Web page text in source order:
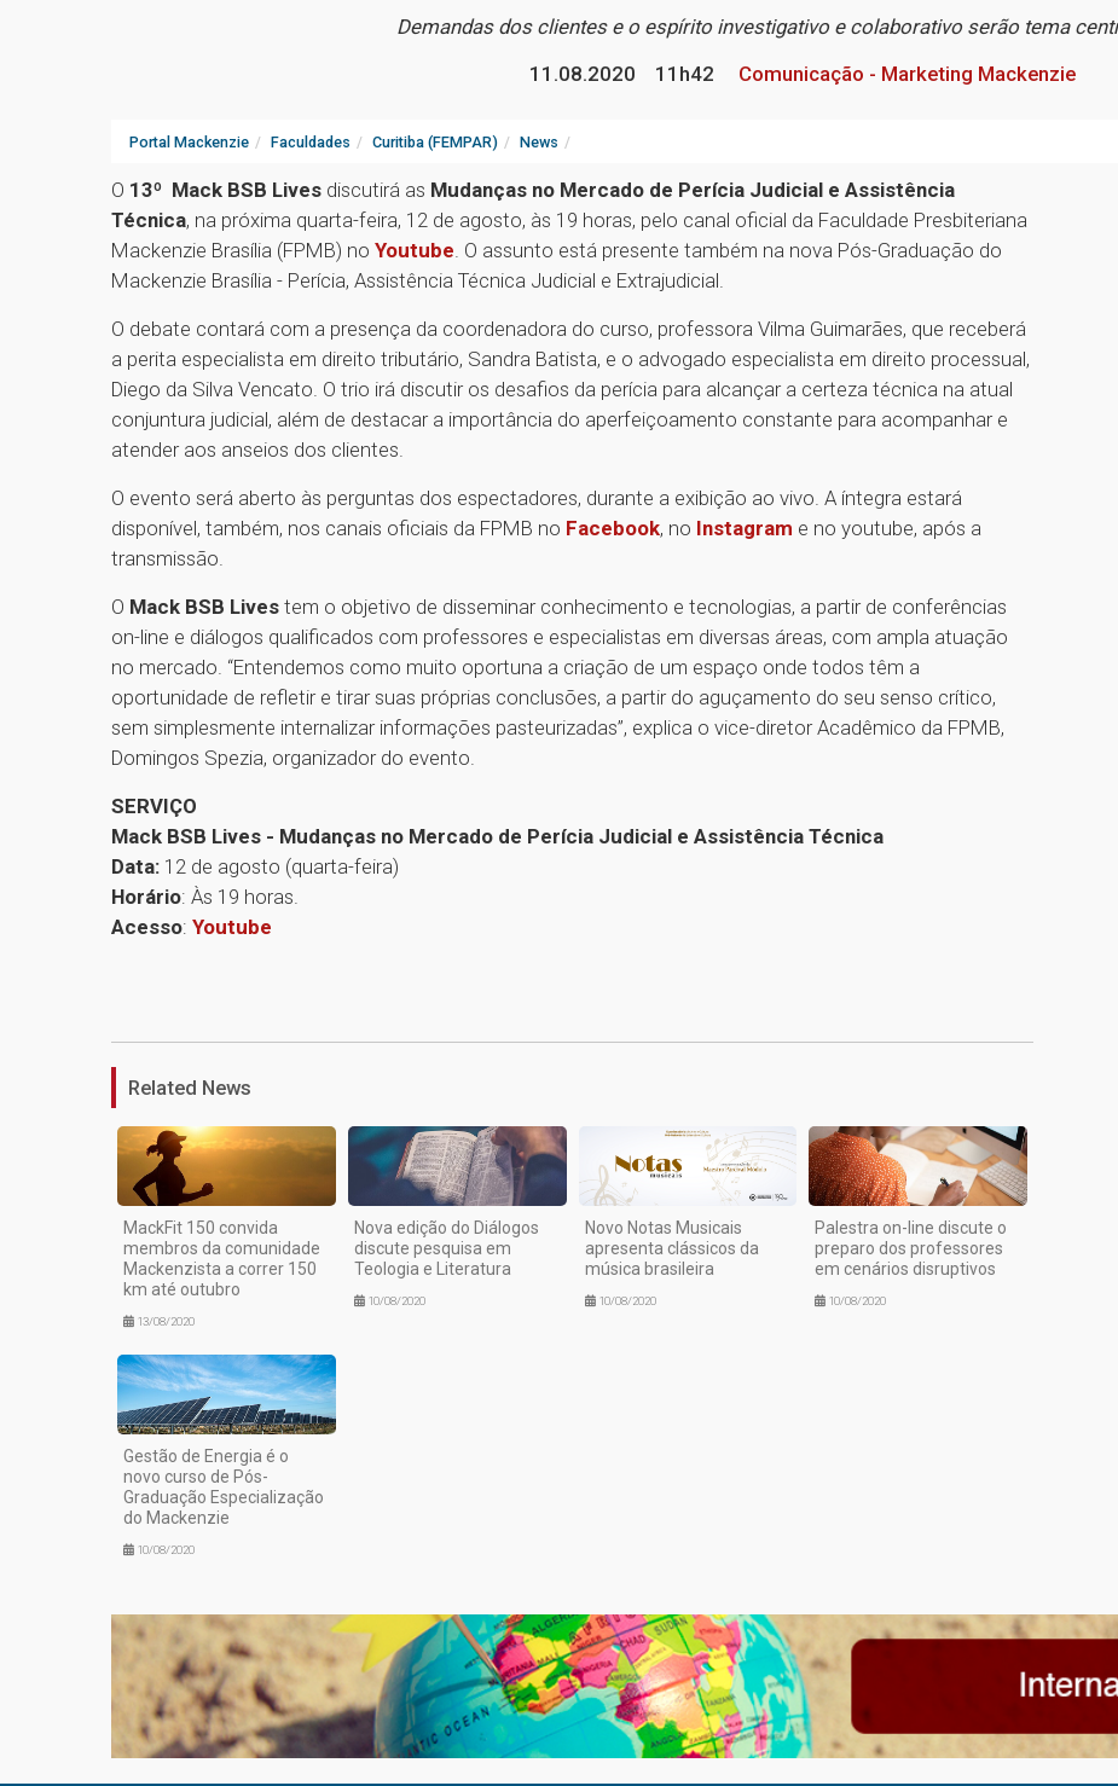
Demandas dos clientes e o espírito investigativo e colaborativo serão tema
11.08.2020
11h42 Comunicação - Marketing Mackenzie
Portal Mackenzie Faculdades Curitiba (FEMPAR) News
O 13º Mack BSB Lives discutirá as Mudanças no Mercado de Perícia Judicial e Assistência
Técnica, na próxima quarta-feira, 12 de agosto, às 19 horas, pelo canal oficial da Faculdade Presbiteriana
Mackenzie Brasília (FPMB) no Youtube. O assunto está presente também na nova Pós-Graduação do
Mackenzie Brasília - Perícia, Assistência Técnica Judicial e Extrajudicial.
O debate contará com a presença da coordenadora do curso, professora Vilma Guimarães, que receberá
a perita especialista em direito tributário, Sandra Batista, e o advogado especialista em direito processual,
Diego da Silva Vencato. O trio irá discutir os desafios da perícia para alcançar a certeza técnica na atual
conjuntura judicial, além de destacar a importância do aperfeiçoamento constante para acompanhar e
atender aos anseios dos clientes.
O evento será aberto às perguntas dos espectadores, durante a exibição ao vivo. A íntegra estará
disponível, também, nos canais oficiais da FPMB no Facebook, no Instagram e no youtube, após a
transmissão.
O Mack BSB Lives tem o objetivo de disseminar conhecimento e tecnologias, a partir de conferências
on-line e diálogos qualificados com professores e especialistas em diversas áreas, com ampla atuação
no mercado. “Entendemos como muito oportuna a criação de um espaço onde todos têm a
oportunidade de refletir e tirar suas próprias conclusões, a partir do aguçamento do seu senso crítico,
sem simplesmente internalizar informações pasteurizadas”, explica o vice-diretor Acadêmico da FPMB,
Domingos Spezia, organizador do evento.
SERVIÇO
Mack BSB Lives - Mudanças no Mercado de Perícia Judicial e Assistência Técnica
Data: 12 de agosto (quarta-feira)
Horário: Às 19 horas.
Acesso: Youtube
Related News
MackFit 150 convida
membros da comunidade
Mackenzista a correr 150
km até outubro
13/08/2020
Nova edição do Diálogos
discute pesquisa em
Teologia e Literatura
10/08/2020
Novo Notas Musicais
apresenta clássicos da
música brasileira
10/08/2020
Palestra on-line discute o
preparo dos professores
em cenários disruptivos
10/08/2020
Gestão de Energia é o
novo curso de Pós-
Graduação Especialização
do Mackenzie
10/08/2020